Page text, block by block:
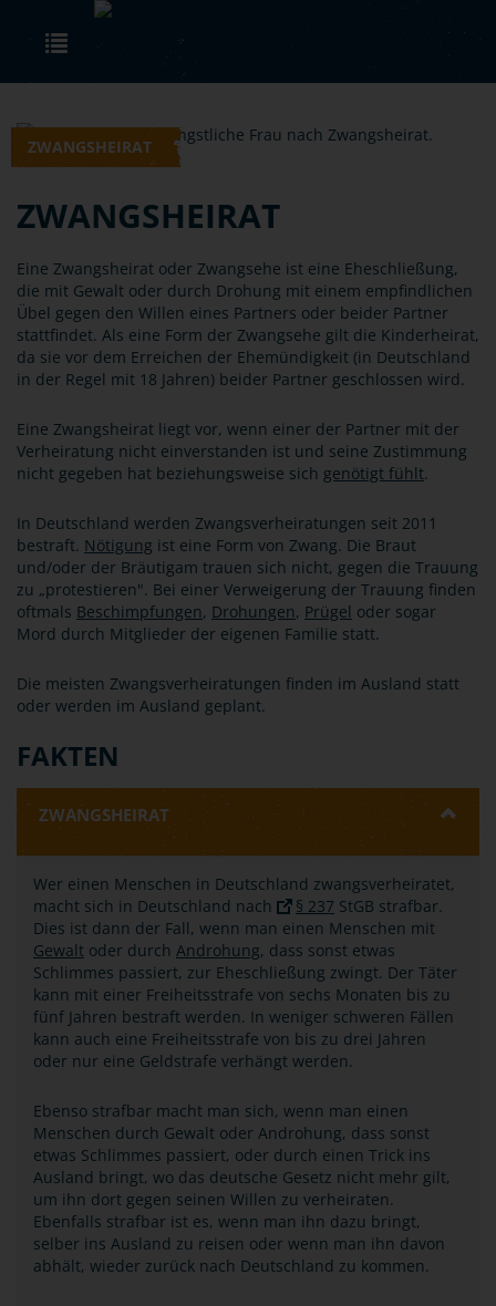
Skip to main content
ZWANGSHEIRAT
ZWANGSHEIRAT
Eine Zwangsheirat oder Zwangsehe ist eine Eheschließung,
die mit Gewalt oder durch Drohung mit einem empfindlichen
Übel gegen den Willen eines Partners oder beider Partner
stattfindet. Als eine Form der Zwangsehe gilt die Kinderheirat,
da sie vor dem Erreichen der Ehemündigkeit (in Deutschland
in der Regel mit 18 Jahren) beider Partner geschlossen wird.
Eine Zwangsheirat liegt vor, wenn einer der Partner mit der
Verheiratung nicht einverstanden ist und seine Zustimmung
nicht gegeben hat beziehungsweise sich genötigt fühlt.
In Deutschland werden Zwangsverheiratungen seit 2011
bestraft. Nötigung ist eine Form von Zwang. Die Braut
und/oder der Bräutigam trauen sich nicht, gegen die Trauung
zu „protestieren". Bei einer Verweigerung der Trauung finden
oftmals Beschimpfungen, Drohungen, Prügel oder sogar
Mord durch Mitglieder der eigenen Familie statt.
Die meisten Zwangsverheiratungen finden im Ausland statt
oder werden im Ausland geplant.
FAKTEN
ZWANGSHEIRAT
Wer einen Menschen in Deutschland zwangsverheiratet,
macht sich in Deutschland nach
§ 237 StGB strafbar.
Dies ist dann der Fall, wenn man einen Menschen mit
Gewalt oder durch Androhung, dass sonst etwas
Schlimmes passiert, zur Eheschließung zwingt. Der Täter
kann mit einer Freiheitsstrafe von sechs Monaten bis zu
fünf Jahren bestraft werden. In weniger schweren Fällen
kann auch eine Freiheitsstrafe von bis zu drei Jahren
oder nur eine Geldstrafe verhängt werden.
Ebenso strafbar macht man sich, wenn man einen
Menschen durch Gewalt oder Androhung, dass sonst
etwas Schlimmes passiert, oder durch einen Trick ins
Ausland bringt, wo das deutsche Gesetz nicht mehr gilt,
um ihn dort gegen seinen Willen zu verheiraten.
Ebenfalls strafbar ist es, wenn man ihn dazu bringt,
selber ins Ausland zu reisen oder wenn man ihn davon
abhält, wieder zurück nach Deutschland zu kommen.